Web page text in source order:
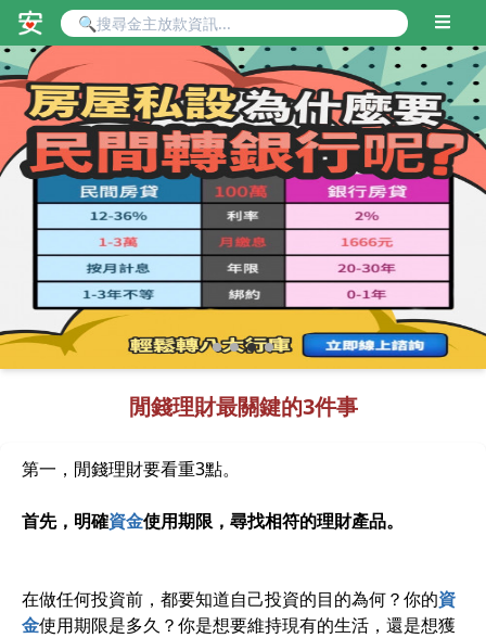
閒錢理財最關鍵的3件事
第一，閒錢理財要看重3點。
首先，明確資金使用期限，尋找相符的理財產品。
在做任何投資前，都要知道自己投資的目的為何？你的資
金使用期限是多久？你是想要維持現有的生活，還是想獲